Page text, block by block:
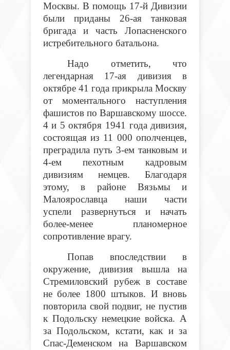
Москвы. В помощь 17-й Дивизии
были приданы 26-ая танковая
бригада и часть Лопасненского
истребительного батальона.
Надо отметить, что
легендарная 17-ая дивизия в
октябре 41 года прикрыла Москву
от моментального наступления
фашистов по Варшавскому шоссе.
4 и 5 октября 1941 года дивизия,
состоящая из 11 000 ополченцев,
преградила путь 3-ем танковым и
4-ем пехотным кадровым
дивизиям немцев. Благодаря
этому, в районе Вязьмы и
Малоярославца наши части
успели развернуться и начать
более-менее планомерное
сопротивление врагу.
Попав впоследствии в
окружение, дивизия вышла на
Стремиловский рубеж в составе
не более 1800 штыков. И вновь
повторила свой подвиг, не пустив
к Подольску немецкие войска. А
за Подольском, кстати, как и за
Спас-Деменском на Варшавском